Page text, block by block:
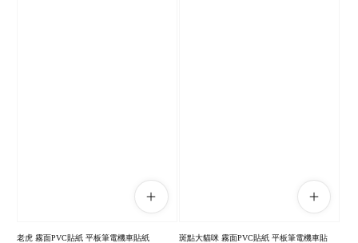
老虎 霧面PVC貼紙 平板筆電機車貼紙
斑點大貓咪 霧面PVC貼紙 平板筆電機車貼